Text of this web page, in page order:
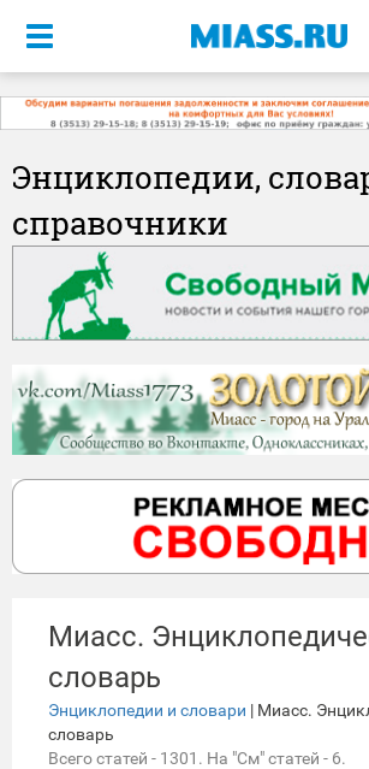
Меню
Энциклопедии,
справочники
Миасс.
словарь
Энциклопедии и словари | Миасс.
словарь
Всего статей - 1301. На "См" статей - 6.